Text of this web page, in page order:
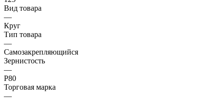
Вид товара
—
Круг
Тип товара
—
Самозакрепляющийся
Зернистость
—
Р80
Торговая марка
—